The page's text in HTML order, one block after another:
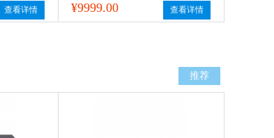
查看详情 ¥9999.00 查看详情
推荐